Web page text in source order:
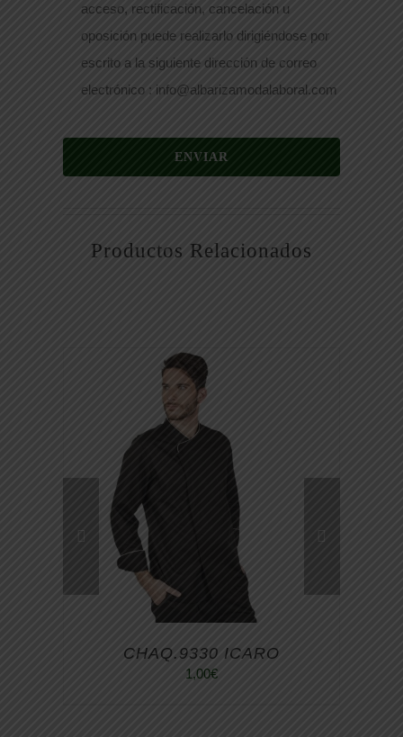
acceso, rectificación, cancelación u
oposición puede realizarlo dirigiéndose por
escrito a la siguiente dirección de correo
electrónico : info@albarizamodalaboral.com
ENVIAR
Productos Relacionados
LA
PÁGINA
DE
CHAQ.9330 ICARO
1,00€